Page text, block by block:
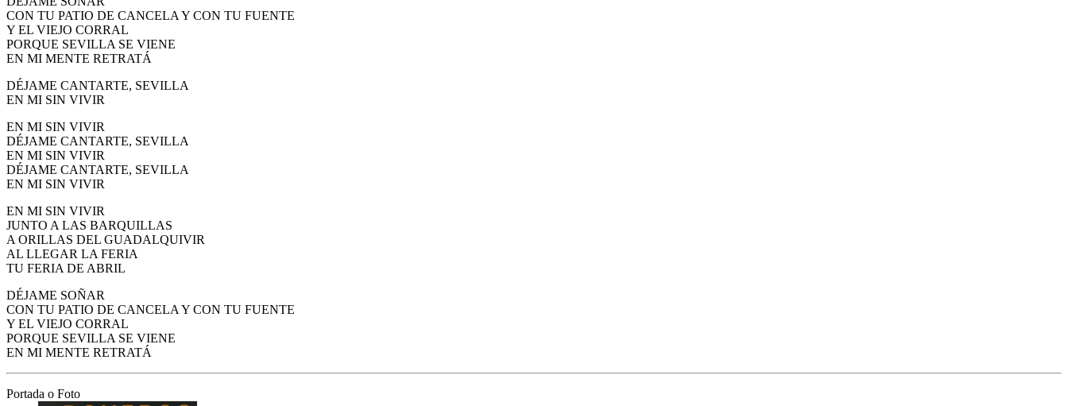
CON TU PATIO DE CANCELA Y CON TU FUENTE
Y EL VIEJO CORRAL
PORQUE SEVILLA SE VIENE
EN MI MENTE RETRATÁ
DÉJAME CANTARTE, SEVILLA
EN MI SIN VIVIR
EN MI SIN VIVIR
DÉJAME CANTARTE, SEVILLA
EN MI SIN VIVIR
DÉJAME CANTARTE, SEVILLA
EN MI SIN VIVIR
EN MI SIN VIVIR
JUNTO A LAS BARQUILLAS
A ORILLAS DEL GUADALQUIVIR
AL LLEGAR LA FERIA
TU FERIA DE ABRIL
DÉJAME SOÑAR
CON TU PATIO DE CANCELA Y CON TU FUENTE
Y EL VIEJO CORRAL
PORQUE SEVILLA SE VIENE
EN MI MENTE RETRATÁ
Portada o Foto